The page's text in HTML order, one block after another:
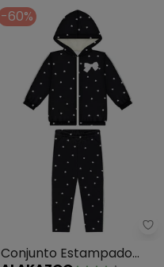
-60%
Conjunto Estampado